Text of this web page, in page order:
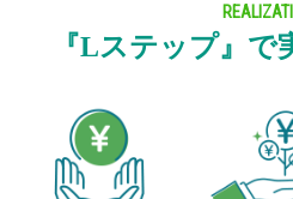
『Lステップ』で